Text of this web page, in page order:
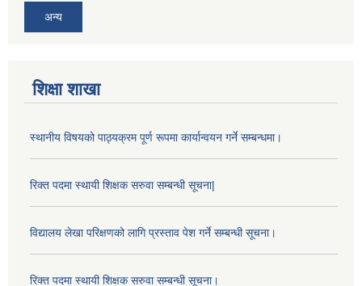
अन्य
शिक्षा शाखा
स्थानीय विषयको पाठ्यक्रम पूर्ण रूपमा कार्यान्वयन गर्ने सम्बन्धमा।
रिक्त पदमा स्थायी शिक्षक सरुवा सम्बन्धी सूचना|
विद्यालय लेखा परिक्षणको लागि प्रस्ताव पेश गर्ने सम्बन्धी सूचना।
रिक्त पदमा स्थायी शिक्षक सरुवा सम्बन्धी सूचना।